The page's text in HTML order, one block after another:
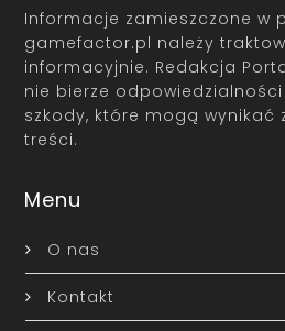
Informacje zamieszczone w
gamefactor.pl należy
informacyjnie. Redakcja
nie bierze
szkody, które mogą wynikać
treści.
Menu
O nas
Kontakt